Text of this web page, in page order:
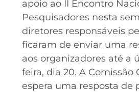
apoio ao II Encontro
Pesquisadores nesta
diretores responsáveis
ficaram de enviar uma
aos organizadores até a
feira, dia 20. A Comissão
espera uma resposta de